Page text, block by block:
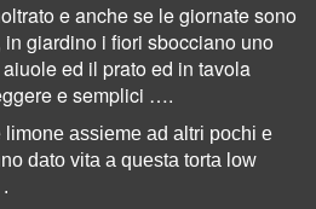
e anche se le giornate sono
giardino i fiori sbocciano uno
ed il prato ed in tavola
e semplici ….
assieme ad altri pochi e
dato vita a questa torta low